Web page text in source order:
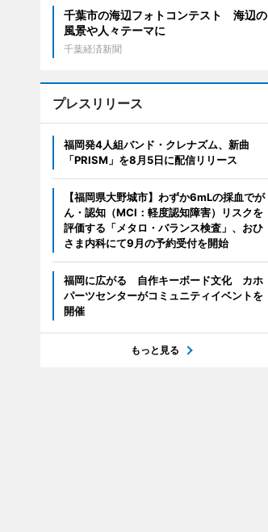
千葉市の海辺フォトコンテスト 海辺の
風景や人々テーマに
千葉経済新聞
プレスリリース
福岡発4人組バンド・クレナズム、新曲
「PRISM」を8月5日に配信リリース
【福岡県大野城市】わずか6mLの採血でが
ん・認知（MCI：軽度認知障害）リスクを
評価する「メタロ・バランス検査」、おひ
さま内科にて9月の予約受付を開始
福岡に広がる 自作キーボード文化 カホ
パーツセンターがコミュニティイベントを
開催
もっと見る